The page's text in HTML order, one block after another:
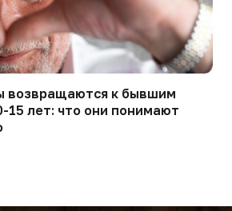
возвращаются к бывшим
15 лет: что они понимают